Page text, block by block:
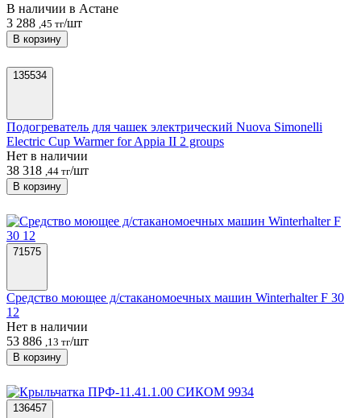
В наличии в Астанe
3 288 ,45 тг/шт
В корзину
135534
Подогреватель для чашек электрический Nuova Simonelli
Electric Cup Warmer for Appia II 2 groups
Нет в наличии
38 318 ,44 тг/шт
В корзину
71575
Средство моющее д/стаканомоечных машин Winterhalter F 30
12
Нет в наличии
53 886 ,13 тг/шт
В корзину
136457